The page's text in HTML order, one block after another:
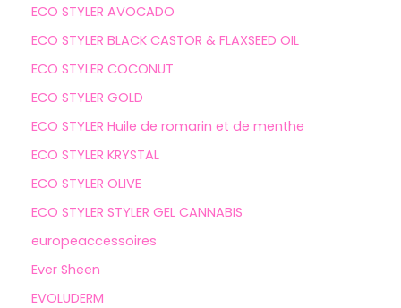
ECO STYLER AVOCADO
ECO STYLER BLACK CASTOR & FLAXSEED OIL
ECO STYLER COCONUT
ECO STYLER GOLD
ECO STYLER Huile de romarin et de menthe
ECO STYLER KRYSTAL
ECO STYLER OLIVE
ECO STYLER STYLER GEL CANNABIS
europeaccessoires
Ever Sheen
EVOLUDERM